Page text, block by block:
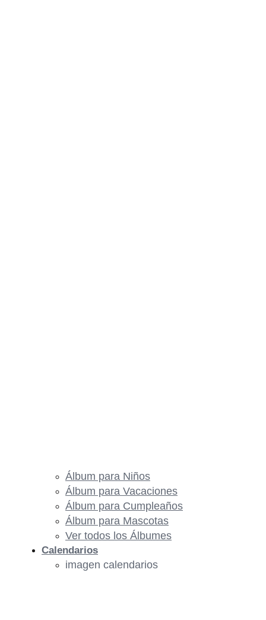
Álbum para Niños
Álbum para Vacaciones
Álbum para Cumpleaños
Álbum para Mascotas
Ver todos los Álbumes
Calendarios
imagen calendarios